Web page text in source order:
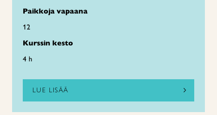
Paikkoja vapaana
12
Kurssin kesto
4 h
LUE LISÄÄ